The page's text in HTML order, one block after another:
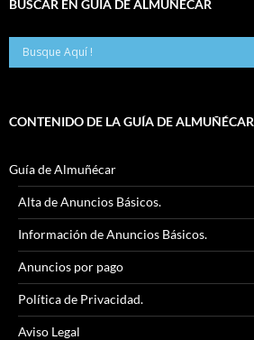
BUSCAR EN GUÍA DE ALMUÑÉCAR
CONTENIDO DE LA GUÍA DE ALMUÑÉCAR
Guía de Almuñécar
Alta de Anuncios Básicos.
Información de Anuncios Básicos.
Anuncios por pago
Política de Privacidad.
Aviso Legal